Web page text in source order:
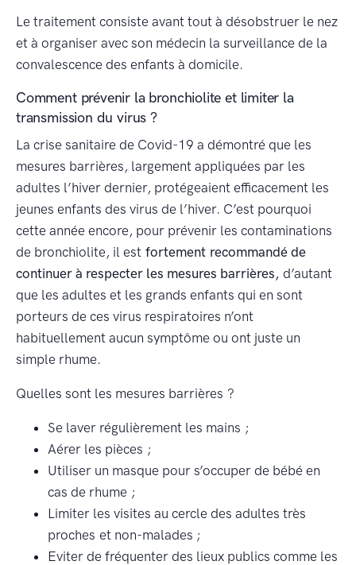
Le traitement consiste avant tout à désobstruer le nez
et à organiser avec son médecin la surveillance de la
convalescence des enfants à domicile.
Comment prévenir la bronchiolite et limiter la
transmission du virus ?
La crise sanitaire de Covid-19 a démontré que les
mesures barrières, largement appliquées par les
adultes l’hiver dernier, protégeaient efficacement les
jeunes enfants des virus de l’hiver. C’est pourquoi
cette année encore, pour prévenir les contaminations
de bronchiolite, il est fortement recommandé de
continuer à respecter les mesures barrières, d’autant
que les adultes et les grands enfants qui en sont
porteurs de ces virus respiratoires n’ont
habituellement aucun symptôme ou ont juste un
simple rhume.
Quelles sont les mesures barrières ?
Se laver régulièrement les mains ;
Aérer les pièces ;
Utiliser un masque pour s’occuper de bébé en
cas de rhume ;
Limiter les visites au cercle des adultes très
proches et non-malades ;
Eviter de fréquenter des lieux publics comme les